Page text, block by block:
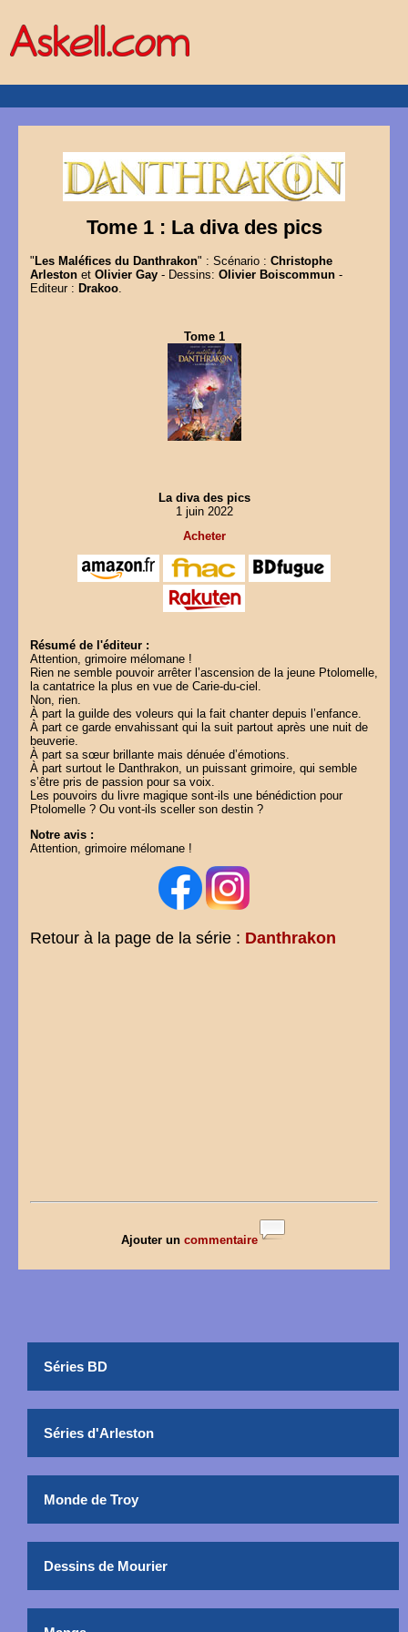
Tome 1 : La diva des pics
" Les Maléfices du Danthrakon" : Scénario : Christophe
Arlestonet Olivier Gay- Dessins: Olivier Boiscommun-
Editeur : Drakoo.
Tome 1
La diva des pics
1 juin 2022
Acheter
Résumé de l'éditeur :
Attention, grimoire mélomane !
Rien ne semble pouvoir arrêter l’ascension de la jeune Ptolomelle,
la cantatrice la plus en vue de Carie-du-ciel.
Non, rien.
À part la guilde des voleurs qui la fait chanter depuis l’enfance.
À part ce garde envahissant qui la suit partout après une nuit de
beuverie.
À part sa sœur brillante mais dénuée d’émotions.
À part surtout le Danthrakon, un puissant grimoire, qui semble
s’être pris de passion pour sa voix.
Les pouvoirs du livre magique sont-ils une bénédiction pour
Ptolomelle ? Ou vont-ils sceller son destin ?
Notre avis :
Attention, grimoire mélomane !
Retour à la page de la série : Danthrakon
Ajouter un commentaire
Séries BD
Séries d'Arleston
Monde de Troy
Dessins de Mourier